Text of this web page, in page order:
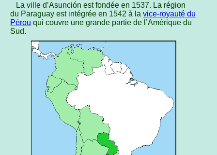
La ville d’Asunción est fondée en 1537. La région
du Paraguay est intégrée en 1542 à lavice-royauté du
Pérou qui couvre une grande partie de l’Amérique du
Sud.